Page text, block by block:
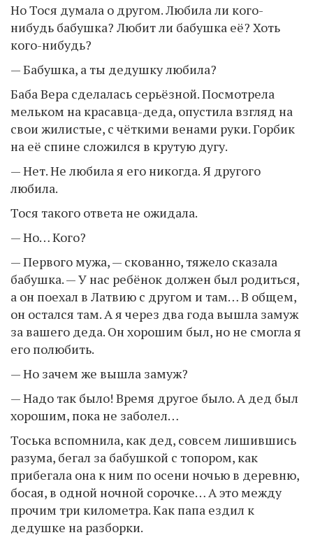
Но Тося думала о другом. Любила ли кого-
нибудь бабушка? Любит ли бабушка её? Хоть
кого-нибудь?
— Бабушка, а ты дедушку любила?
Баба Вера сделалась серьёзной. Посмотрела
мельком на красавца-деда, опустила взгляд на
свои жилистые, с чёткими венами руки. Горбик
на её спине сложился в крутую дугу.
— Нет. Не любила я его никогда. Я другого
любила.
Тося такого ответа не ожидала.
— Но… Кого?
— Первого мужа, — скованно, тяжело сказала
бабушка. — У нас ребёнок должен был родиться,
а он поехал в Латвию с другом и там… В общем,
он остался там. А я через два года вышла замуж
за вашего деда. Он хорошим был, но не смогла я
его полюбить.
— Но зачем же вышла замуж?
— Надо так было! Время другое было. А дед был
хорошим, пока не заболел…
Тоська вспомнила, как дед, совсем лишившись
разума, бегал за бабушкой с топором, как
прибегала она к ним по осени ночью в деревню,
босая, в одной ночной сорочке… А это между
прочим три километра. Как папа ездил к
дедушке на разборки.